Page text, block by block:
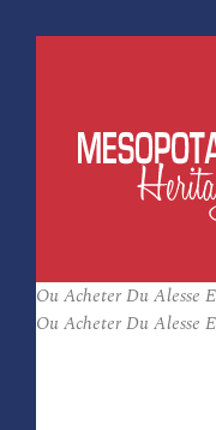
Ou Acheter Du Alesse
Ou Acheter Du Alesse